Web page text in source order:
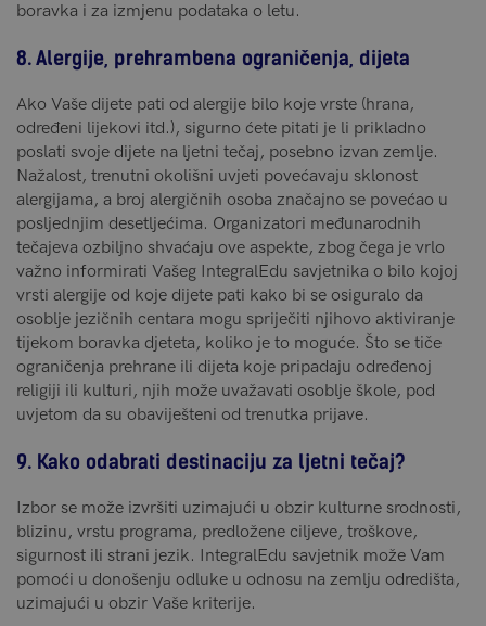
boravka i za izmjenu podataka o letu.
8. Alergije, prehrambena ograničenja, dijeta
Ako Vaše dijete pati od alergije bilo koje vrste (hrana,
određeni lijekovi itd.), sigurno ćete pitati je li prikladno
poslati svoje dijete na ljetni tečaj, posebno izvan zemlje.
Nažalost, trenutni okolišni uvjeti povećavaju sklonost
alergijama, a broj alergičnih osoba značajno se povećao u
posljednjim desetljećima. Organizatori međunarodnih
tečajeva ozbiljno shvaćaju ove aspekte, zbog čega je vrlo
važno informirati Vašeg IntegralEdu savjetnika o bilo kojoj
vrsti alergije od koje dijete pati kako bi se osiguralo da
osoblje jezičnih centara mogu spriječiti njihovo aktiviranje
tijekom boravka djeteta, koliko je to moguće. Što se tiče
ograničenja prehrane ili dijeta koje pripadaju određenoj
religiji ili kulturi, njih može uvažavati osoblje škole, pod
uvjetom da su obaviješteni od trenutka prijave.
9. Kako odabrati destinaciju za ljetni tečaj?
Izbor se može izvršiti uzimajući u obzir kulturne srodnosti,
blizinu, vrstu programa, predložene ciljeve, troškove,
sigurnost ili strani jezik. IntegralEdu savjetnik može Vam
pomoći u donošenju odluke u odnosu na zemlju odredišta,
uzimajući u obzir Vaše kriterije.